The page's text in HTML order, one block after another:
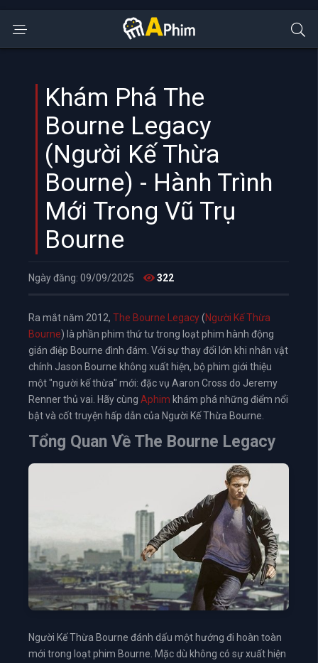
Khám Phá The
Bourne Legacy
(Người Kế Thừa
Bourne) - Hành Trình
Mới Trong Vũ Trụ
Bourne
Ngày đăng: 09/09/2025 322
Ra mắt năm 2012, The Bourne Legacy(Người Kế Thừa
Bourne) là phần phim thứ tư trong loạt phim hành động
gián điệp Bourne đình đám. Với sự thay đổi lớn khi nhân vật
chính Jason Bourne không xuất hiện, bộ phim giới thiệu
một "người kế thừa" mới: đặc vụ Aaron Cross do Jeremy
Renner thủ vai. Hãy cùng Aphim khám phá những điểm nổi
bật và cốt truyện hấp dẫn của Người Kế Thừa Bourne.
Tổng Quan Về The Bourne Legacy
Người Kế Thừa Bourne đánh dấu một hướng đi hoàn toàn
mới trong loạt phim Bourne. Mặc dù không có sự xuất hiện